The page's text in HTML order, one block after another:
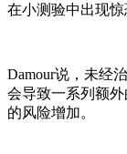
在小测验中出现惊
Damour说，未经
会导致一系列额
的风险增加。